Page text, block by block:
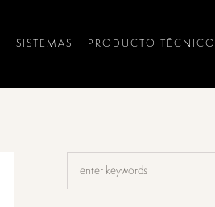
SISTEMAS PRODUCTO TÉCNICO